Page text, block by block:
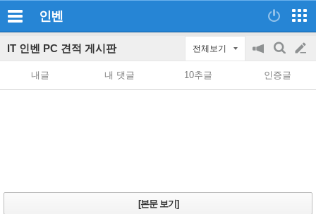
인벤
IT 인벤 PC 견적 게시판 전체보기
공
on/off
검
색
글
쓰
내글 내 댓글 10추글 인증글
[본문 보기]